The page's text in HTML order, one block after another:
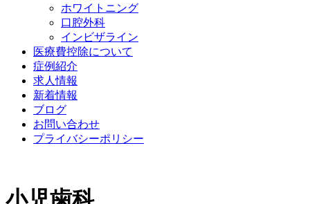
ホワイトニング
口腔外科
インビザライン
医療費控除について
症例紹介
求人情報
新着情報
ブログ
お問い合わせ
プライバシーポリシー